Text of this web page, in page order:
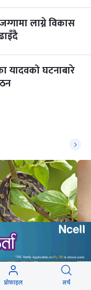
लाग्ने विकास
यादवको घटनाबारे
प्रोफाइल सर्च